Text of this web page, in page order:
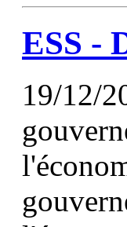
ESS -
19/12/